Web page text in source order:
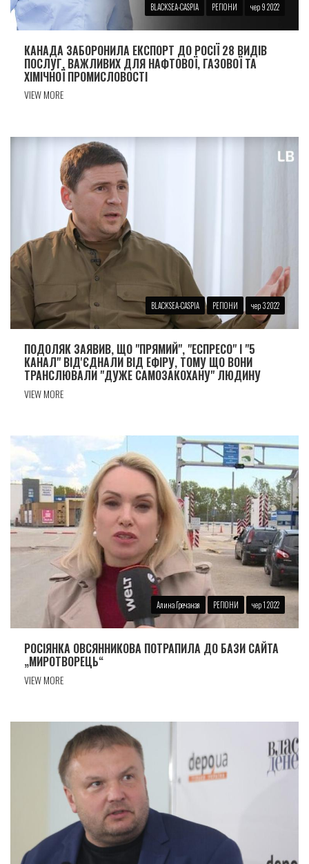
BLACKSEA-CASPIA РЕГІОНИ чер 9 2022
КАНАДА ЗАБОРОНИЛА ЕКСПОРТ ДО РОСІЇ 28 ВИДІВ
ПОСЛУГ, ВАЖЛИВИХ ДЛЯ НАФТОВОЇ, ГАЗОВОЇ ТА
ХІМІЧНОЇ ПРОМИСЛОВОСТІ
VIEW MORE
BLACKSEA-CASPIA РЕГІОНИ чер 3 2022
ПОДОЛЯК ЗАЯВИВ, ЩО "ПРЯМИЙ", "ЕСПРЕСО" І "5
КАНАЛ" ВІД'ЄДНАЛИ ВІД ЕФІРУ, ТОМУ ЩО ВОНИ
ТРАНСЛЮВАЛИ "ДУЖЕ САМОЗАКОХАНУ" ЛЮДИНУ
VIEW MORE
Алина Гречаная РЕГІОНИ чер 1 2022
РОСIЯНКА ОВСЯННИКОВА ПОТРАПИЛА ДО БАЗИ САЙТА
„МИРОТВОРЕЦЬ“
VIEW MORE